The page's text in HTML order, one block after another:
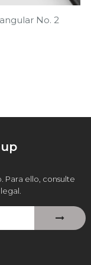
No. 2
Para ello, consulte